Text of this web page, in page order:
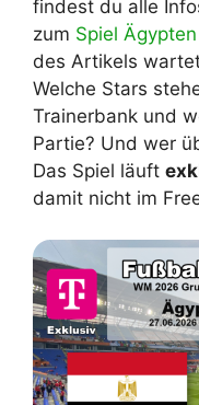
findest du alle
zum Spiel
des Artikels
Welche Stars
Trainerbank und
Partie? Und wer
Das Spiel läuft
damit nicht im